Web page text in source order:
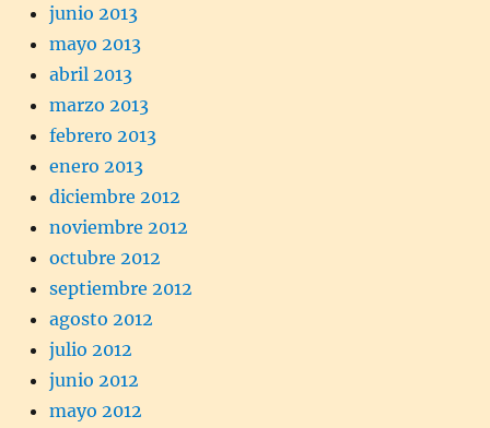
junio 2013
mayo 2013
abril 2013
marzo 2013
febrero 2013
enero 2013
diciembre 2012
noviembre 2012
octubre 2012
septiembre 2012
agosto 2012
julio 2012
junio 2012
mayo 2012